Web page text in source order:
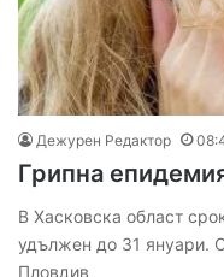
Дежурен Редактор
Грипна
В Хасковска област
удължен до 31 януари.
Пловдив